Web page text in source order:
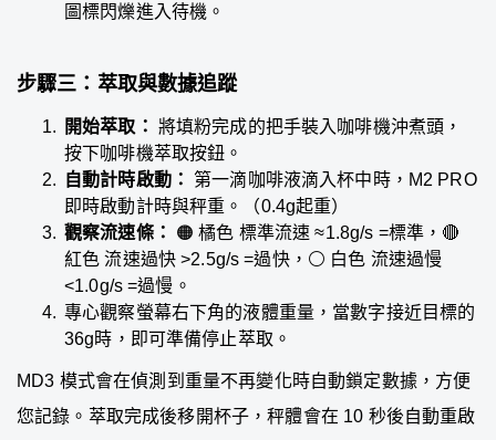
圖標閃爍進入待機。
步驟三：萃取與數據追蹤
開始萃取： 將填粉完成的把手裝入咖啡機沖煮頭，
按下咖啡機萃取按鈕。
自動計時啟動： 第一滴咖啡液滴入杯中時，M2 PRO
即時啟動計時與秤重。（0.4g起重）
觀察流速條：
🟠 橘色 標準流速 ≈1.8g/s =標準，🔴
紅色 流速過快 >2.5g/s =過快，⚪ 白色 流速過慢
<1.0g/s =過慢。
專心觀察螢幕右下角的液體重量，當數字接近目標的
36g時，即可準備停止萃取。
MD3 模式會在偵測到重量不再變化時自動鎖定數據，方便
您記錄。萃取完成後移開杯子，秤體會在 10 秒後自動重啟